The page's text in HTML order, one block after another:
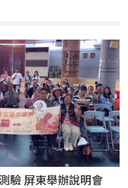
驗 屏東舉辦說明會